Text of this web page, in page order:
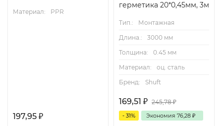
Материал: PPR
197,95 ₽
герметика 20*0,45мм, 3м
Тип.:
Монтажная
Длина.:
3000 мм
Толщина:
0.45 мм
Материал:
оц. сталь
Бренд:
Shuft
169,51 ₽ 245,78₽
- 31% Экономия 76,28 ₽